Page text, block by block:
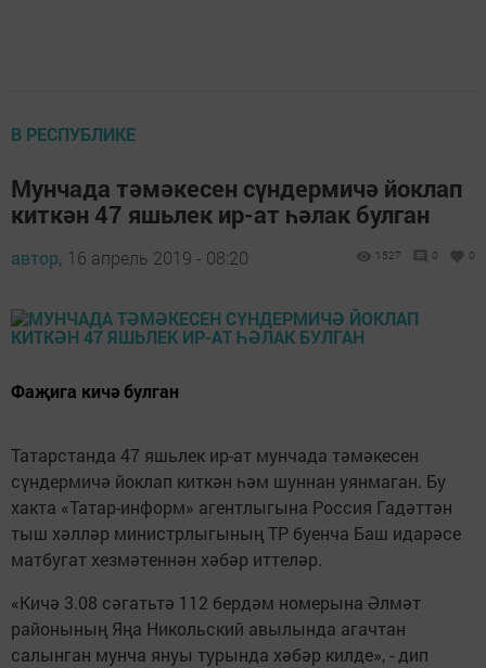
В РЕСПУБЛИКЕ
Мунчада тәмәкесен сүндермичә йоклап
киткән 47 яшьлек ир-ат һәлак булган
автор, 16 апрель 2019 - 08:20 1527 0 0
Фаҗига кичә булган
Татарстанда 47 яшьлек ир-ат мунчада тәмәкесен
сүндермичә йоклап киткән һәм шуннан уянмаган. Бу
хакта «Татар-информ» агентлыгына Россия Гадәттән
тыш хәлләр министрлыгының ТР буенча Баш идарәсе
матбугат хезмәтеннән хәбәр иттеләр.
«Кичә 3.08 сәгатьтә 112 бердәм номерына Әлмәт
районының Яңа Никольский авылында агачтан
салынган мунча януы турында хәбәр килде», - дип